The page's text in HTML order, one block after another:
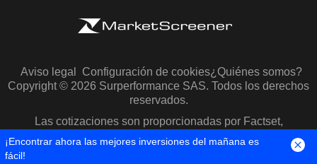
Aviso legal Configuración de cookies¿Quiénes somos?
Copyright © 2026 Surperformance SAS. Todos los derechos
reservados.
Las cotizaciones son proporcionadas por Factset,
Morningstar y S&P Capital IQ
¡Encontrar ahora las mejores inversiones del mañana es
fácil!